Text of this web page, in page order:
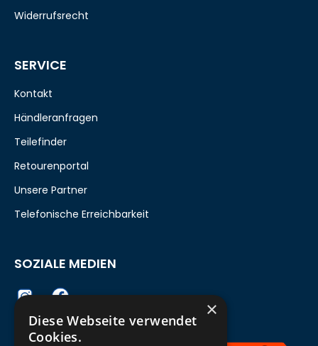
Widerrufsrecht
SERVICE
Kontakt
Händleranfragen
Teilefinder
Retourenportal
Unsere Partner
Telefonische Erreichbarkeit
SOZIALE MEDIEN
×
Diese Webseite verwendet
Cookies.